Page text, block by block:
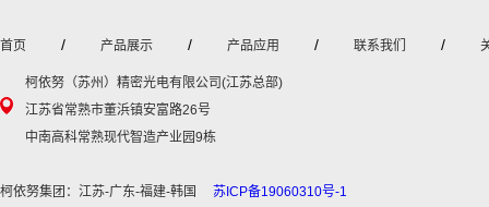
首页 / 产品展示 / 产品应用 / 联系我们 /
柯依努（苏州）精密光电有限公司(江苏总部)
江苏省常熟市董浜镇安富路26号
中南高科常熟现代智造产业园9栋
柯依努集团：江苏-广东-福建-韩国 苏ICP备19060310号-1